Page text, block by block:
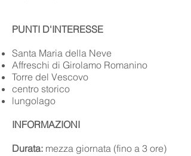
PUNTI D'INTERESSE
Santa Maria della Neve
Affreschi di Girolamo Romanino
Torre del Vescovo
centro storico
lungolago
INFORMAZIONI
Durata: mezza giornata (fino a 3 ore)